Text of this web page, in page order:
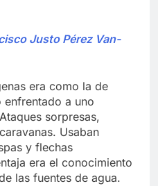
Justo Pérez Van-
era como la de
a uno
sorpresas,
Usaban
y flechas
era el conocimiento
las fuentes de agua.